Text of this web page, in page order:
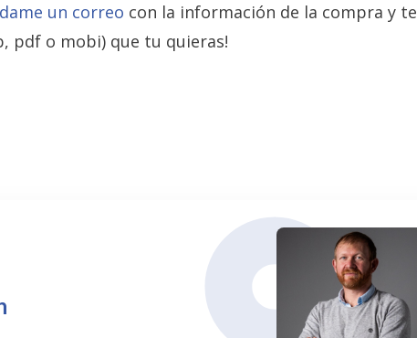
un correo con la información de la compra y te
pdf o mobi) que tu quieras!